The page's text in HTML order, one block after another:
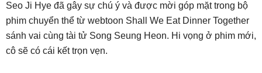
Seo Ji Hye đã gây sự chú ý và được mời góp mặt trong bộ
phim chuyển thể từ webtoon Shall We Eat Dinner Together
sánh vai cùng tài tử Song Seung Heon. Hi vọng ở phim mới,
cô sẽ có cái kết trọn vẹn.